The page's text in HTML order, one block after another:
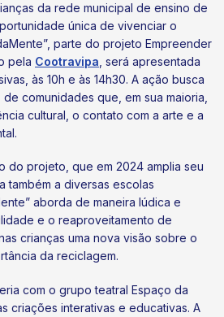
da rede municipal de ensino de
única de vivenciar o
parte do projeto Empreender
pela Cootravipa , será apresentada
às 10h e às 14h30. A ação busca
comunidades que, em sua maioria,
cultural, o contato com a arte e a
do projeto, que em 2024 amplia seu
também a diversas escolas
aborda de maneira lúdica e
e o reaproveitamento de
crianças uma nova visão sobre o
da reciclagem.
com o grupo teatral Espaço da
criações interativas e educativas. A